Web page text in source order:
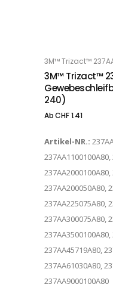
OPTIONS
3M™ Trizact™
3M™ Trizact™
240)
AbCHF1.41
Artikel-NR.:
237AA200050A80,
237AA225075A80,
237AA300075A80,
237AA45719A80,
237AA61030A80,
237AA9000100A80